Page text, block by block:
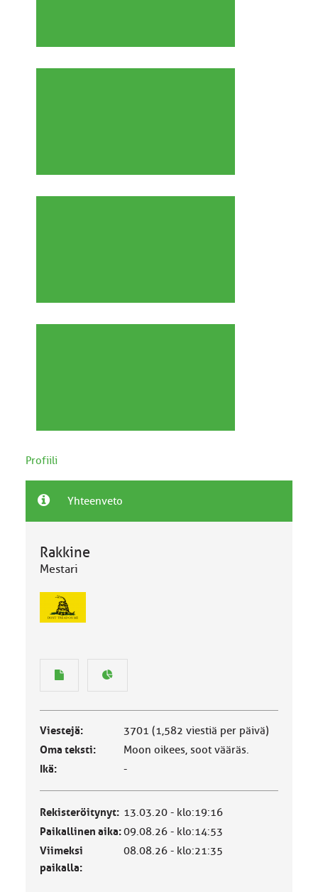
Profiili
Yhteenveto
Rakkine
Mestari
Viestejä:
3701 (1,582 viestiä per päivä)
Oma teksti:
Moon oikees, soot vääräs.
Ikä:
-
Rekisteröitynyt: 13.03.20 - klo:19:16
Paikallinen aika:09.08.26 - klo:14:53
Viimeksi
paikalla:
08.08.26 - klo:21:35